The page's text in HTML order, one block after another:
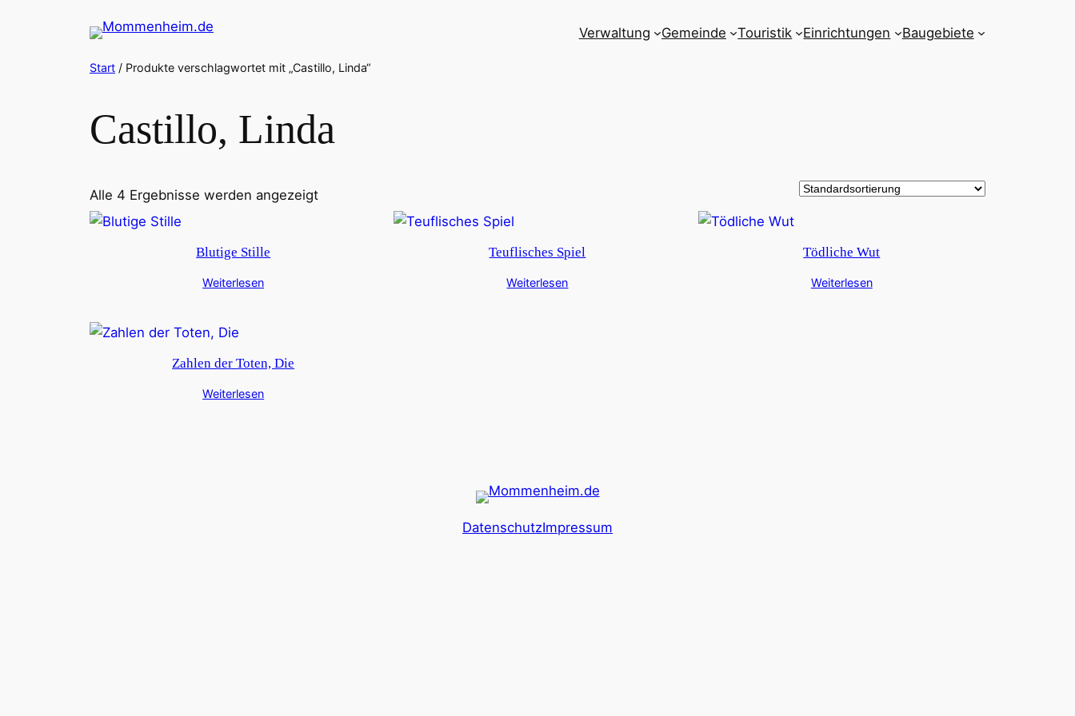
Verwaltung Gemeinde Touristik Einrichtungen Baugebiete
Start / Produkte verschlagwortet mit „Castillo, Linda“
Castillo, Linda
Alle 4 Ergebnisse werden angezeigt
Blutige Stille
Weiterlesen
Teuflisches Spiel
Weiterlesen
Tödliche Wut
Weiterlesen
Zahlen der Toten, Die
Weiterlesen
DatenschutzImpressum